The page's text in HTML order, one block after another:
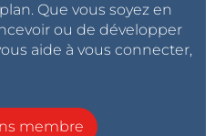
Que vous soyez en
ou de développer
aide à vous connecter,
membre